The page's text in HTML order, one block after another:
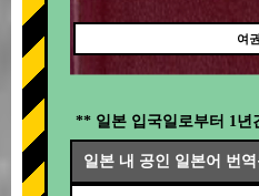
여권
** 일본 입국일로부터 1년
일본 내 공인 일본어 번